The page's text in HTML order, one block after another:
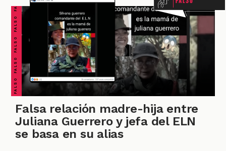
Falsa relación madre-hija entre
Juliana Guerrero y jefa del ELN
se basa en su alias